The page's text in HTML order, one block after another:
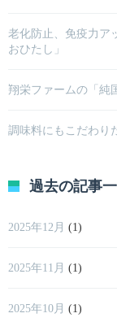
老化防止、免疫力ア
おひたし」
翔栄ファームの「純
調味料にもこだわり
過去の記事
2025年12月 (1)
2025年11月 (1)
2025年10月 (1)